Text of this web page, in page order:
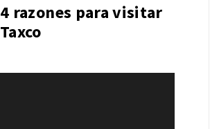
4 razones para visitar
Taxco